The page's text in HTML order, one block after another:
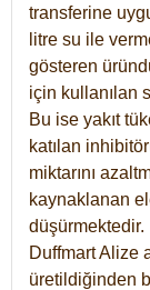
transferine
litre su ile
gösteren
için kullanılan
Bu ise yakıt
katılan
miktarını
kaynaklanan
düşürmektedir.
Duffmart Alize
üretildiğinden